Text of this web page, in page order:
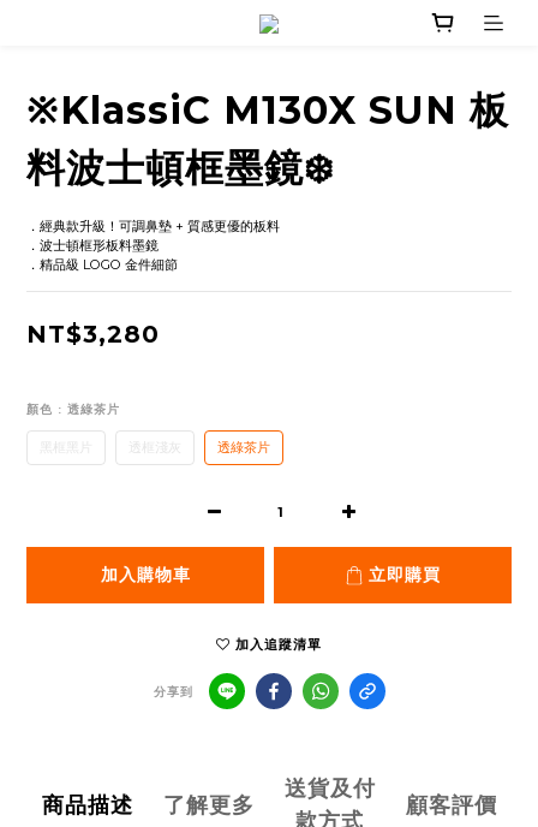
※KlassiC M130X SUN 板
料波士頓框墨鏡❄️
．經典款升級！可調鼻墊 + 質感更優的板料
．波士頓框形板料墨鏡
．精品級 LOGO 金件細節
NT$3,280
顏色 : 透綠茶片
透框淺灰 透綠茶片
加入購物車 立即購買
加入追蹤清單
分享到
商品描述 了解更多
送貨及付
款方式
顧客評價